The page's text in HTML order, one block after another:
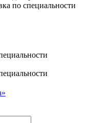
по специальности